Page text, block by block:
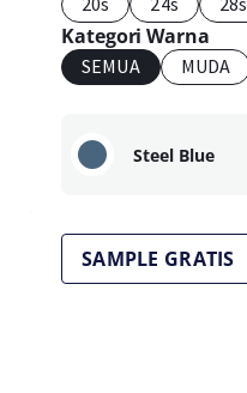
Kategori Warna
SEMUA MUDA
Steel Blue
SAMPLE GRATIS